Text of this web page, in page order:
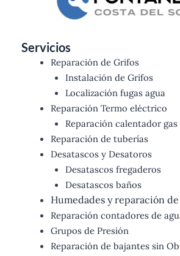
Servicios
Reparación de Grifos
Instalación de Grifos
Localización fugas agua
Reparación Termo eléctrico
Reparación calentador gas
Reparación de tuberías
Desatascos y Desatoros
Desatascos fregaderos
Desatascos baños
Humedades y reparación
Reparación contadores de
Grupos de Presión
Reparación de bajantes sin